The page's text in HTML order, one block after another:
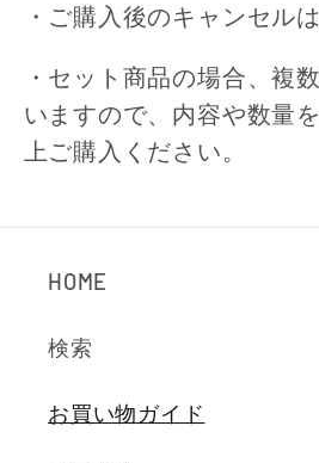
・ご購入後のキャンセル
・セット商品の場合、複
いますので、内容や数量
上ご購入ください。
HOME
検索
お買い物ガイド